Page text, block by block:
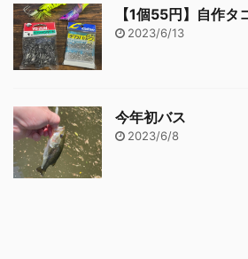
【1個55円】自作
2023/6/13
今年初バス
2023/6/8